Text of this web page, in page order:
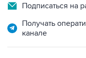
Подписаться на
Получать
канале